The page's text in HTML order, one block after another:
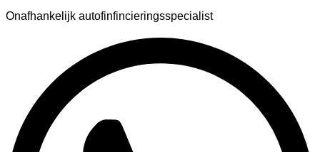
Onafhankelijk autofinfincieringsspecialist